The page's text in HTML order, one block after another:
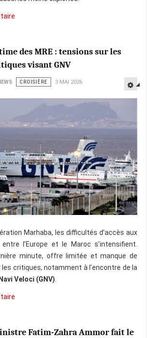
des MRE : tensions sur les
visant GNV
CROISIÈRE 3 MAI 2026
Marhaba, les difficultés d’accès aux
l’Europe et le Maroc s’intensifient.
minute, offre limitée et manque de
critiques, notamment à l’encontre de la
Veloci (GNV)
Fatim-Zahra Ammor fait le